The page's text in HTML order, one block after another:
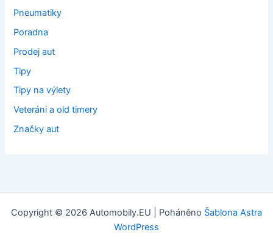
Pneumatiky
Poradna
Prodej aut
Tipy
Tipy na výlety
Veteráni a old timery
Značky aut
Copyright © 2026 Automobily.EU | Poháněno Šablona Astra
WordPress